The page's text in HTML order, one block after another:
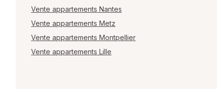
Vente appartements Nantes
Vente appartements Metz
Vente appartements Montpellier
Vente appartements Lille